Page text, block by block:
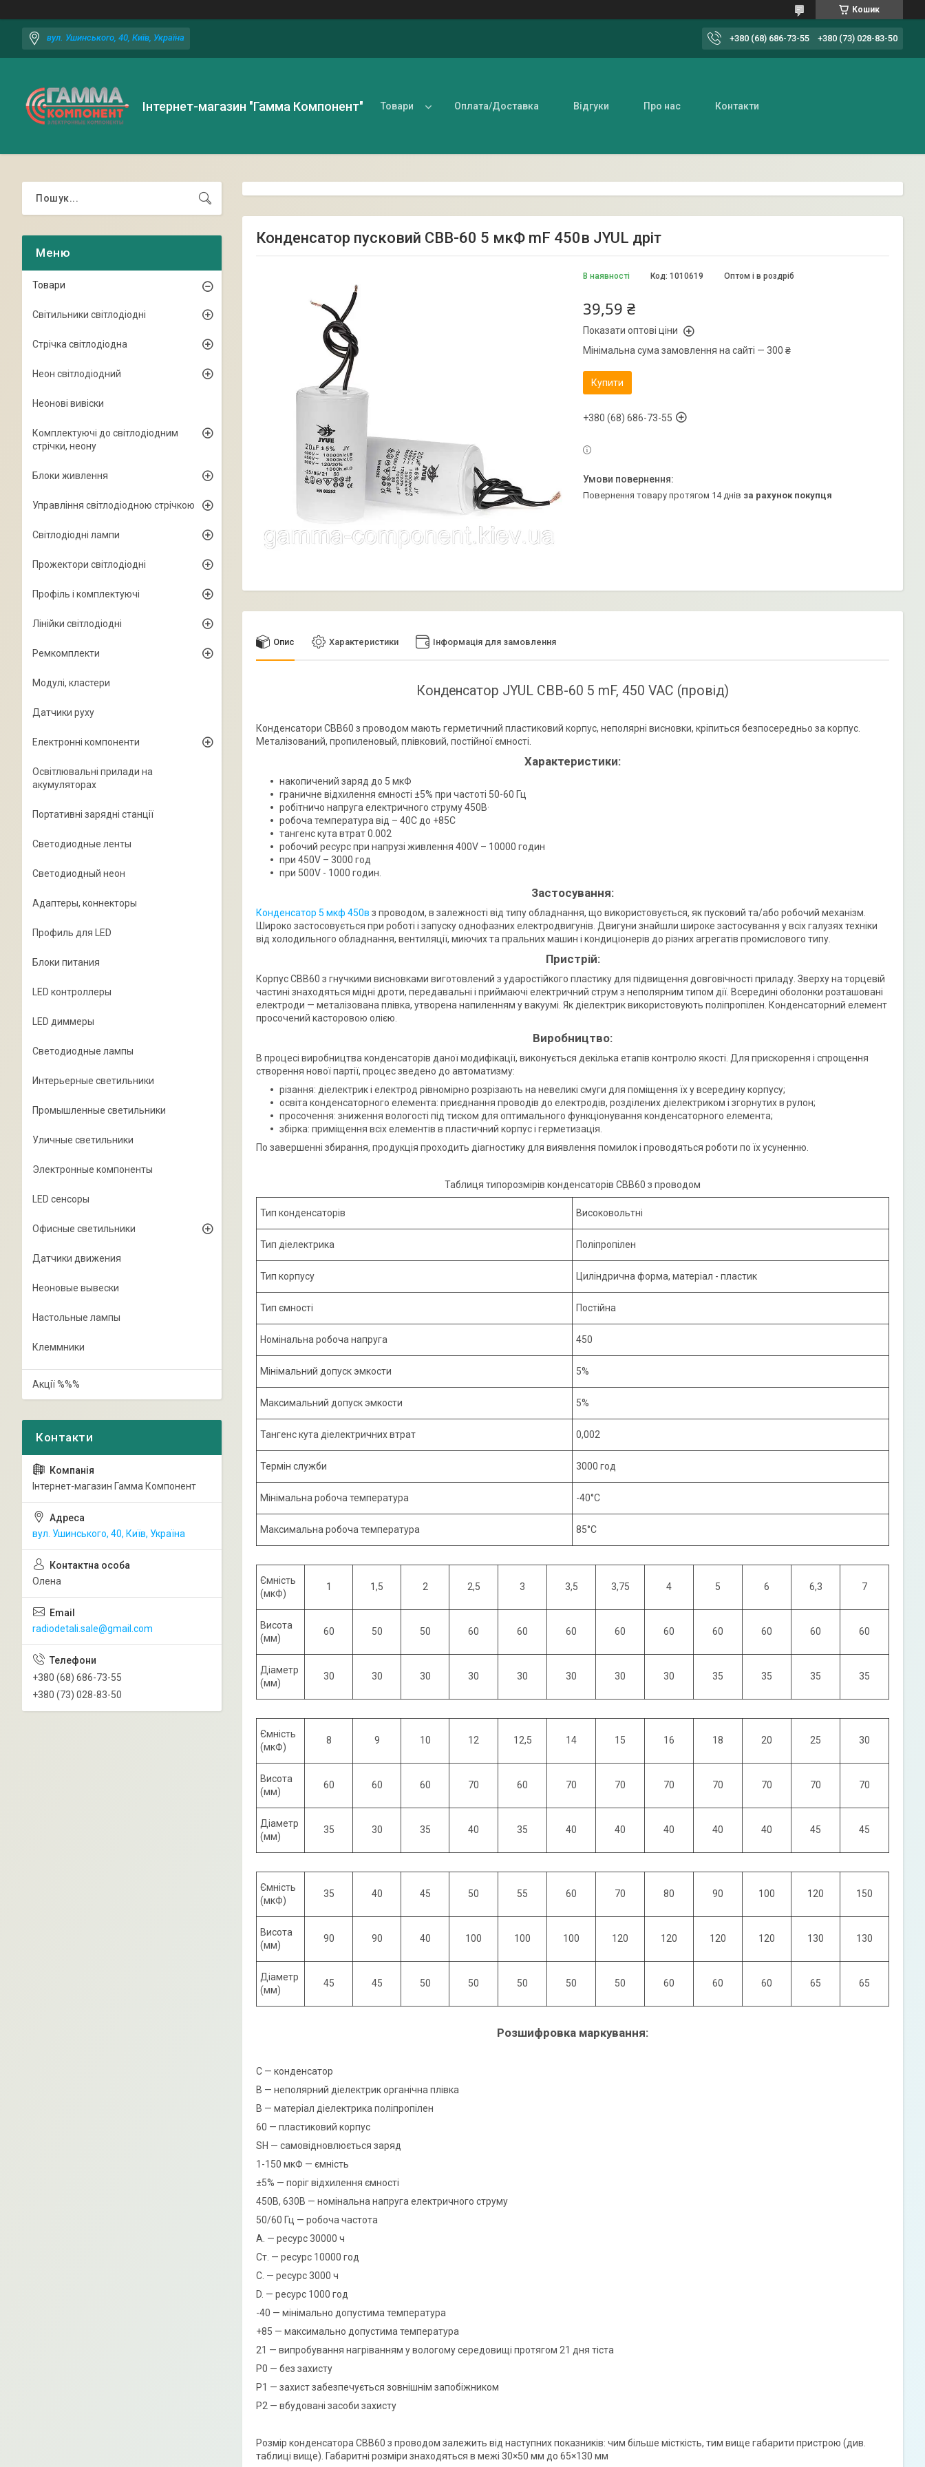
Кошик
вул. Ушинського, 40, Київ, Україна +380 (68) 686-73-55 +380 (73) 028-83-50
Інтернет-магазин "Гамма Компонент" Товари Оплата/Доставка Відгуки Про нас Контакти
Конденсатор пусковий CBB-60 5 мкФ mF 450в JYUL дріт
В наявності Оптом і в роздріб
Код: 1010619
39,59 ₴
Показати оптові ціни
Мінімальна сума замовлення на сайті — 300 ₴
Купити
+380 (68) 686-73-55
повернення товару протягом 14 днів за рахунок покупця
Опис Характеристики Інформація для замовлення
Конденсатор JYUL CBB-60 5 mF, 450 VAC (провід)
Конденсатори СВВ60 з проводом мають герметичний пластиковий корпус, неполярні висновки, кріпиться безпосередньо за корпус.
Металізований, пропиленовый, плівковий, постійної ємності.
Характеристики:
накопичений заряд до 5 мкФ
граничне відхилення ємності ±5% при частоті 50-60 Гц
робітничо напруга електричного струму 450В·
робоча температура від – 40С до +85С
тангенс кута втрат 0.002
робочий ресурс при напрузі живлення 400V – 10000 годин
при 450V – 3000 год
при 500V - 1000 годин.
Застосування:
Конденсатор 5 мкф 450в з проводом, в залежності від типу обладнання, що використовується, як пусковий та/або робочий механізм.
Широко застосовується при роботі і запуску однофазних електродвигунів. Двигуни знайшли широке застосування у всіх галузях техніки
від холодильного обладнання, вентиляції, миючих та пральних машин і кондиціонерів до різних агрегатів промислового типу.
Пристрій:
Корпус СВВ60 з гнучкими висновками виготовлений з ударостійкого пластику для підвищення довговічності приладу. Зверху на торцевій
частині знаходяться мідні дроти, передавальні і приймаючі електричний струм з неполярним типом дії. Всередині оболонки розташовані
електроди — металізована плівка, утворена напиленням у вакуумі. Як діелектрик використовують поліпропілен. Конденсаторний елемент
просочений касторовою олією.
Виробництво:
В процесі виробництва конденсаторів даної модифікації, виконується декілька етапів контролю якості. Для прискорення і спрощення
створення нової партії, процес зведено до автоматизму:
різання: діелектрик і електрод рівномірно розрізають на невеликі смуги для поміщення їх у всередину корпусу;
освіта конденсаторного елемента: приєднання проводів до електродів, розділених діелектриком і згорнутих в рулон;
просочення: зниження вологості під тиском для оптимального функціонування конденсаторного елемента;
збірка: приміщення всіх елементів в пластичний корпус і герметизація.
По завершенні збирання, продукція проходить діагностику для виявлення помилок і проводяться роботи по їх усуненню.
Таблиця типорозмірів конденсаторів СВВ60 з проводом
Тип конденсаторів Високовольтні
Тип діелектрика Поліпропілен
Тип корпусу Циліндрична форма, матеріал - пластик
Тип ємності Постійна
Номінальна робоча напруга 450
Мінімальний допуск эмкости 5%
Максимальний допуск эмкости 5%
Тангенс кута діелектричних втрат 0,002
Термін служби 3000 год
Мінімальна робоча температура -40°С
Максимальна робоча температура 85°С
Ємність
(мкФ)
1 1,5 2 2,5 3 3,5 3,75 4 5 6 6,3 7
Висота
(мм)
60 50 50 60 60 60 60 60 60 60 60 60
Діаметр
(мм)
30 30 30 30 30 30 30 30 35 35 35 35
Ємність
(мкФ)
8 9 10 12 12,5 14 15 16 18 20 25 30
Висота
(мм)
60 60 60 70 60 70 70 70 70 70 70 70
Діаметр
(мм)
35 30 35 40 35 40 40 40 40 40 45 45
Ємність
(мкФ)
35 40 45 50 55 60 70 80 90 100 120 150
Висота
(мм)
90 90 40 100 100 100 120 120 120 120 130 130
Діаметр
(мм)
45 45 50 50 50 50 50 60 60 60 65 65
Розшифровка маркування:
С — конденсатор
В — неполярний діелектрик органічна плівка
В — матеріал діелектрика поліпропілен
60 — пластиковий корпус
SH — самовідновлюється заряд
1-150 мкФ — ємність
±5% — поріг відхилення ємності
450В, 630В — номінальна напруга електричного струму
50/60 Гц — робоча частота
А. — ресурс 30000 ч
Ст. — ресурс 10000 год
C. — ресурс 3000 ч
D. — ресурс 1000 год
-40 — мінімально допустима температура
+85 — максимально допустима температура
21 — випробування нагріванням у вологому середовищі протягом 21 дня тіста
Р0 — без захисту
Р1 — захист забезпечується зовнішнім запобіжником
Р2 — вбудовані засоби захисту
Розмір конденсатора СВВ60 з проводом залежить від наступних показників: чим більше місткість, тим вище габарити пристрою (див.
таблиці вище). Габаритні розміри знаходяться в межі 30×50 мм до 65×130 мм
Товари
Світильники світлодіодні
Стрічка світлодіодна
Неон світлодіодний
Неонові вивіски
Комплектуючі до світлодіодним
стрічки, неону
Блоки живлення
Управління світлодіодною стрічкою
Світлодіодні лампи
Прожектори світлодіодні
Профіль і комплектуючі
Лінійки світлодіодні
Ремкомплекти
Модулі, кластери
Датчики руху
Електронні компоненти
Освітлювальні прилади на
акумуляторах
Портативні зарядні станції
Светодиодные ленты
Светодиодный неон
Адаптеры, коннекторы
Профиль для LED
Блоки питания
LED контроллеры
LED диммеры
Светодиодные лампы
Интерьерные светильники
Промышленные светильники
Уличные светильники
Электронные компоненты
LED сенсоры
Офисные светильники
Датчики движения
Неоновые вывески
Настольные лампы
Клеммники
Акції %%%
Інтернет-магазин Гамма Компонент
вул. Ушинського, 40, Київ, Україна
Олена
radiodetali.sale@gmail.com
+380 (68) 686-73-55
+380 (73) 028-83-50